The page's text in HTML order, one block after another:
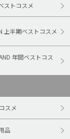
ストコスメ
上半期ベストコスメ
年間ベストコス
スメ
品